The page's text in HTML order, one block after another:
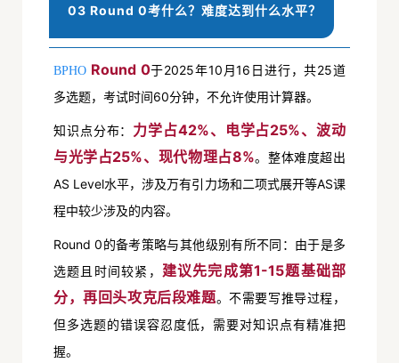
03 Round 0考什么？难度达到什么水平？
BPHO Round 0于2025年10月16日进行，共25道
多选题，考试时间60分钟，不允许使用计算器。
知识点分布： 力学占42%、电学占25%、波动
与光学占25%、现代物理占8%。整体难度超出
AS Level水平，涉及万有引力场和二项式展开等AS课
程中较少涉及的内容。
Round 0的备考策略与其他级别有所不同：由于是多
选题且时间较紧， 建议先完成第1-15题基础部
分，再回头攻克后段难题。不需要写推导过程，
但多选题的错误容忍度低，需要对知识点有精准把
握。